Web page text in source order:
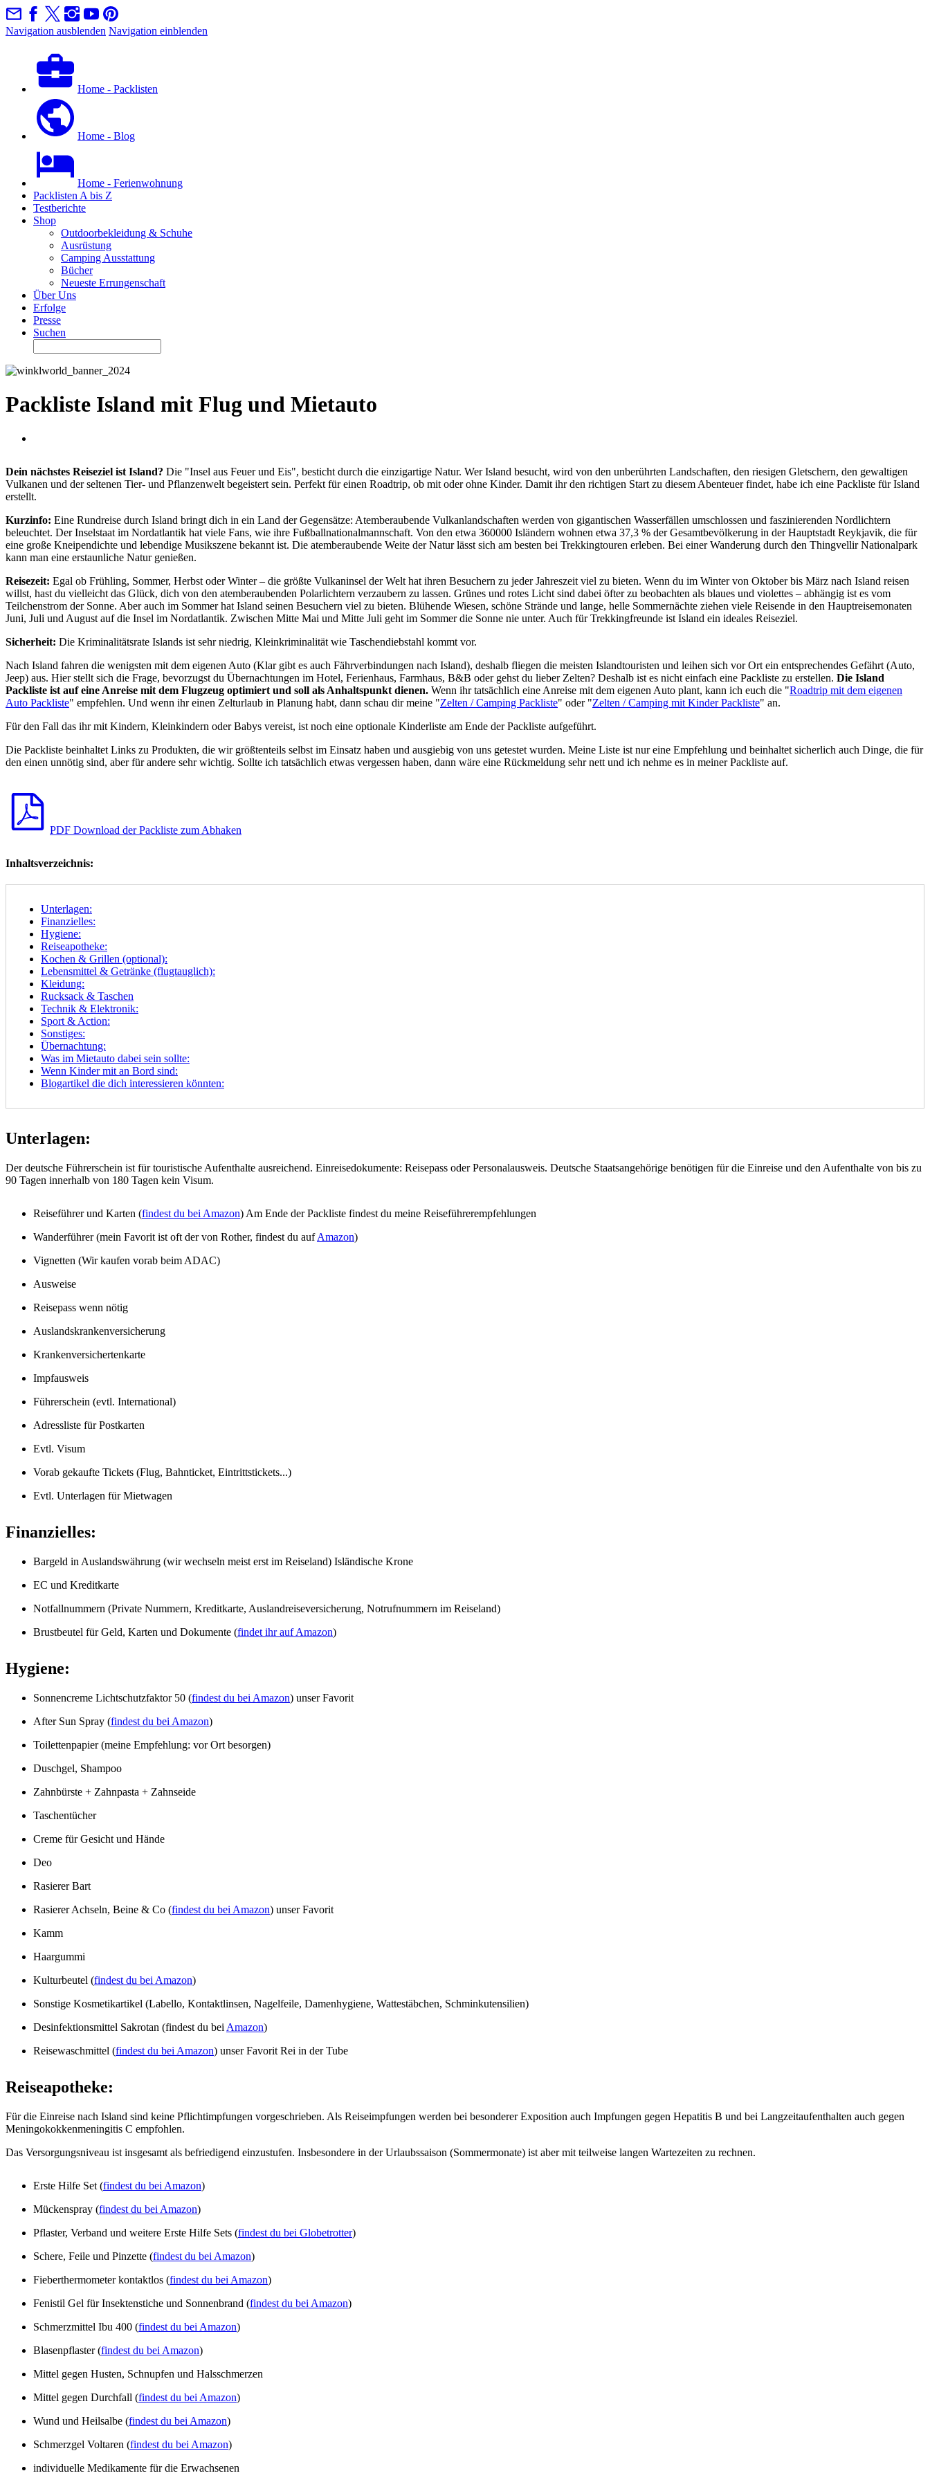
Navigation ausblenden Navigation einblenden
Home - Packlisten
Home - Blog
Home - Ferienwohnung
Packlisten A bis Z
Testberichte
Shop
Outdoorbekleidung & Schuhe
Ausrüstung
Camping Ausstattung
Bücher
Neueste Errungenschaft
Über Uns
Erfolge
Presse
Suchen
Packliste Island mit Flug und Mietauto
Dein nächstes Reiseziel ist Island? Die "Insel aus Feuer und Eis", besticht durch die einzigartige Natur. Wer Island besucht, wird von den unberührten Landschaften, den riesigen Gletschern, den gewaltigen
Vulkanen und der seltenen Tier- und Pflanzenwelt begeistert sein. Perfekt für einen Roadtrip, ob mit oder ohne Kinder. Damit ihr den richtigen Start zu diesem Abenteuer findet, habe ich eine Packliste für Island
erstellt.
Kurzinfo: Eine Rundreise durch Island bringt dich in ein Land der Gegensätze: Atemberaubende Vulkanlandschaften werden von gigantischen Wasserfällen umschlossen und faszinierenden Nordlichtern
beleuchtet. Der Inselstaat im Nordatlantik hat viele Fans, wie ihre Fußballnationalmannschaft. Von den etwa 360000 Isländern wohnen etwa 37,3 % der Gesamtbevölkerung in der Hauptstadt Reykjavik, die für
eine große Kneipendichte und lebendige Musikszene bekannt ist. Die atemberaubende Weite der Natur lässt sich am besten bei Trekkingtouren erleben. Bei einer Wanderung durch den Thingvellir Nationalpark
kann man eine erstaunliche Natur genießen.
Reisezeit: Egal ob Frühling, Sommer, Herbst oder Winter – die größte Vulkaninsel der Welt hat ihren Besuchern zu jeder Jahreszeit viel zu bieten. Wenn du im Winter von Oktober bis März nach Island reisen
willst, hast du vielleicht das Glück, dich von den atemberaubenden Polarlichtern verzaubern zu lassen. Grünes und rotes Licht sind dabei öfter zu beobachten als blaues und violettes – abhängig ist es vom
Teilchenstrom der Sonne. Aber auch im Sommer hat Island seinen Besuchern viel zu bieten. Blühende Wiesen, schöne Strände und lange, helle Sommernächte ziehen viele Reisende in den Hauptreisemonaten
Juni, Juli und August auf die Insel im Nordatlantik. Zwischen Mitte Mai und Mitte Juli geht im Sommer die Sonne nie unter. Auch für Trekkingfreunde ist Island ein ideales Reiseziel.
Sicherheit: Die Kriminalitätsrate Islands ist sehr niedrig, Kleinkriminalität wie Taschendiebstahl kommt vor.
Nach Island fahren die wenigsten mit dem eigenen Auto (Klar gibt es auch Fährverbindungen nach Island), deshalb fliegen die meisten Islandtouristen und leihen sich vor Ort ein entsprechendes Gefährt (Auto,
Jeep) aus. Hier stellt sich die Frage, bevorzugst du Übernachtungen im Hotel, Ferienhaus, Farmhaus, B&B oder gehst du lieber Zelten? Deshalb ist es nicht einfach eine Packliste zu erstellen. Die Island
Packliste ist auf eine Anreise mit dem Flugzeug optimiert und soll als Anhaltspunkt dienen. Wenn ihr tatsächlich eine Anreise mit dem eigenen Auto plant, kann ich euch die "Roadtrip mit dem eigenen
Auto Packliste" empfehlen. Und wenn ihr einen Zelturlaub in Planung habt, dann schau dir meine "Zelten / Camping Packliste" oder "Zelten / Camping mit Kinder Packliste" an.
Für den Fall das ihr mit Kindern, Kleinkindern oder Babys vereist, ist noch eine optionale Kinderliste am Ende der Packliste aufgeführt.
Die Packliste beinhaltet Links zu Produkten, die wir größtenteils selbst im Einsatz haben und ausgiebig von uns getestet wurden. Meine Liste ist nur eine Empfehlung und beinhaltet sicherlich auch Dinge, die für
den einen unnötig sind, aber für andere sehr wichtig. Sollte ich tatsächlich etwas vergessen haben, dann wäre eine Rückmeldung sehr nett und ich nehme es in meiner Packliste auf.
PDF Download der Packliste zum Abhaken
Inhaltsverzeichnis:
Unterlagen:
Finanzielles:
Hygiene:
Reiseapotheke:
Kochen & Grillen (optional):
Lebensmittel & Getränke (flugtauglich):
Kleidung:
Rucksack & Taschen
Technik & Elektronik:
Sport & Action:
Sonstiges:
Übernachtung:
Was im Mietauto dabei sein sollte:
Wenn Kinder mit an Bord sind:
Blogartikel die dich interessieren könnten:
Unterlagen:
Der deutsche Führerschein ist für touristische Aufenthalte ausreichend. Einreisedokumente: Reisepass oder Personalausweis. Deutsche Staatsangehörige benötigen für die Einreise und den Aufenthalte von bis zu
90 Tagen innerhalb von 180 Tagen kein Visum.
Reiseführer und Karten (findest du bei Amazon) Am Ende der Packliste findest du meine Reiseführerempfehlungen
Wanderführer (mein Favorit ist oft der von Rother, findest du aufAmazon)
Vignetten (Wir kaufen vorab beim ADAC)
Ausweise
Reisepass wenn nötig
Auslandskrankenversicherung
Krankenversichertenkarte
Impfausweis
Führerschein (evtl. International)
Adressliste für Postkarten
Evtl. Visum
Vorab gekaufte Tickets (Flug, Bahnticket, Eintrittstickets...)
Evtl. Unterlagen für Mietwagen
Finanzielles:
Bargeld in Auslandswährung (wir wechseln meist erst im Reiseland) Isländische Krone
EC und Kreditkarte
Notfallnummern (Private Nummern, Kreditkarte, Auslandreiseversicherung, Notrufnummern im Reiseland)
Brustbeutel für Geld, Karten und Dokumente (findet ihr auf Amazon)
Hygiene:
Sonnencreme Lichtschutzfaktor 50 (findest du bei Amazon) unser Favorit
After Sun Spray (findest du bei Amazon)
Toilettenpapier (meine Empfehlung: vor Ort besorgen)
Duschgel, Shampoo
Zahnbürste + Zahnpasta + Zahnseide
Taschentücher
Creme für Gesicht und Hände
Deo
Rasierer Bart
Rasierer Achseln, Beine & Co (findest du bei Amazon) unser Favorit
Kamm
Haargummi
Kulturbeutel (findest du bei Amazon)
Sonstige Kosmetikartikel (Labello, Kontaktlinsen, Nagelfeile, Damenhygiene, Wattestäbchen, Schminkutensilien)
Desinfektionsmittel Sakrotan (findest du bei Amazon)
Reisewaschmittel (findest du bei Amazon) unser Favorit Rei in der Tube
Reiseapotheke:
Für die Einreise nach Island sind keine Pflichtimpfungen vorgeschrieben. Als Reiseimpfungen werden bei besonderer Exposition auch Impfungen gegen Hepatitis B und bei Langzeitaufenthalten auch gegen
Meningokokkenmeningitis C empfohlen.
Das Versorgungsniveau ist insgesamt als befriedigend einzustufen. Insbesondere in der Urlaubssaison (Sommermonate) ist aber mit teilweise langen Wartezeiten zu rechnen.
Erste Hilfe Set (findest du bei Amazon)
Mückenspray (findest du bei Amazon)
Pflaster, Verband und weitere Erste Hilfe Sets (findest du bei Globetrotter)
Schere, Feile und Pinzette (findest du bei Amazon)
Fieberthermometer kontaktlos (findest du bei Amazon)
Fenistil Gel für Insektenstiche und Sonnenbrand (findest du bei Amazon)
Schmerzmittel Ibu 400 (findest du bei Amazon)
Blasenpflaster (findest du bei Amazon)
Mittel gegen Husten, Schnupfen und Halsschmerzen
Mittel gegen Durchfall (findest du bei Amazon)
Wund und Heilsalbe (findest du bei Amazon)
Schmerzgel Voltaren (findest du bei Amazon)
individuelle Medikamente für die Erwachsenen